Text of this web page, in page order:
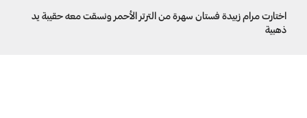
اختارت مرام زبيدة فستان سهرة من الترتر الأحمر ونسقت معه حقيبة يد
ذهبية
اعتمد